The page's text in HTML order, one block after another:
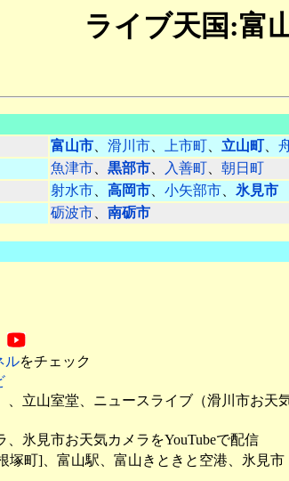
ライブ天国:富
富山市、 滑川市、 上市町、 立山町、
魚津市、 黒部市、 入善町、 朝日町
射水市、 高岡市、 小矢部市、 氷見市
砺波市、 南砺市
ルをチェック
立山室堂、ニュースライブ（滑川市お天
氷見市お天気カメラをYouTubeで配信
塚町]、富山駅、富山きときと空港、氷見